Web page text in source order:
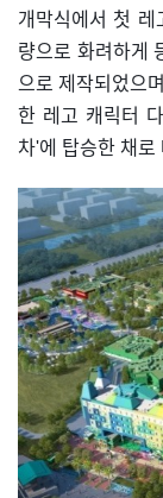
개막식에서 첫
량으로 화려하게
으로 제작되었으
한 레고 캐릭터
차'에 탑승한 채로